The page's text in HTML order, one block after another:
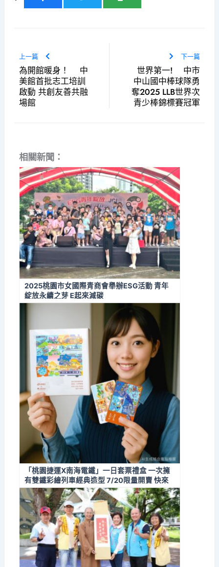
上一篇
為開館暖身！ 中
美館首批志工培訓
啟動 共創友善共融
場館
下一篇
世界第一! 中市
中山國中棒球隊勇
奪2025 LLB世界次
青少棒錦標賽冠軍
相關新聞：
2025桃園市女國際青商會舉辦ESG活動 青年
綻放永續之芽 E起來減碳
「桃園捷運X南海電鐵」一日套票禮盒 一次擁
有雙鐵彩繪列車經典造型 7/20限量開賣 快來
搶購收藏！